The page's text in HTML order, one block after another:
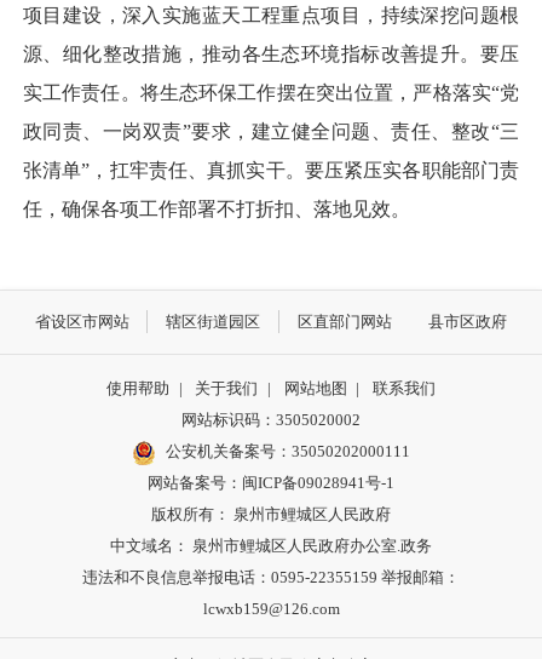
项目建设，深入实施蓝天工程重点项目，持续深挖问题根
源、细化整改措施，推动各生态环境指标改善提升。要压
实工作责任。将生态环保工作摆在突出位置，严格落实“党
政同责、一岗双责”要求，建立健全问题、责任、整改“三
张清单”，扛牢责任、真抓实干。要压紧压实各职能部门责
任，确保各项工作部署不打折扣、落地见效。
省设区市网站 辖区街道园区 区直部门网站 县市区政府
使用帮助 | 关于我们 | 网站地图 |
联系我们
网站标识码：3505020002
公安机关备案号：35050202000111
网站备案号：闽ICP备09028941号-1
版权所有： 泉州市鲤城区人民政府
中文域名： 泉州市鲤城区人民政府办公室.政务
违法和不良信息举报电话：0595-22355159 举报邮箱：
lcwxb159@126.com